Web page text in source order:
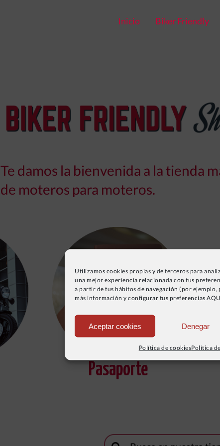
Utilizamos cookies propias y de terceros para
una mejor experiencia relacionada con tus
a partir de tus hábitos de navegación (por ejemplo,
más información y configurar tus preferencias
Aceptar cookies Denegar
Política de cookiesPolítica
Inicio Biker Friendly
Te damos la bienvenida a la tienda
de moteros para moteros.
Pasaporte
Buscar: